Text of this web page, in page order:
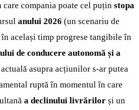
care compania poate cel puțin stopa
anului 2026 (un scenariu de
același timp progrese tangibile în
de conducere autonomă și a
asupra acțiunilor s-ar putea
ruptă în momentul în care
a declinului livrărilor și un